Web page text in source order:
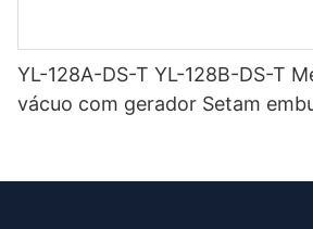
YL-128A-DS-T YL-128B-DS-T
vácuo com gerador Setam